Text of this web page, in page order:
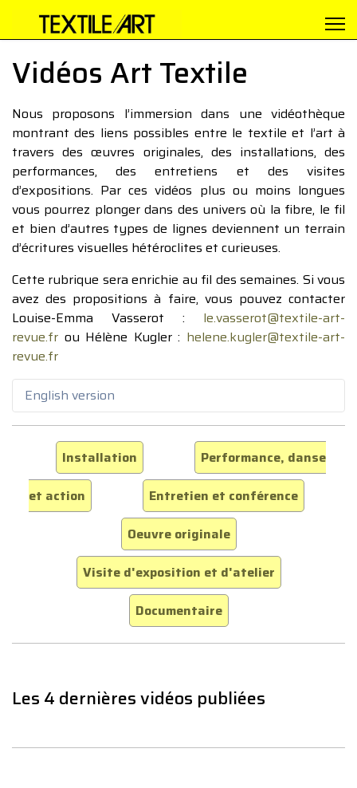
Vidéos Art Textile
Nous proposons l’immersion dans une vidéothèque
montrant des liens possibles entre le textile et l’art à
travers des œuvres originales, des installations, des
performances, des entretiens et des visites
d’expositions. Par ces vidéos plus ou moins longues
vous pourrez plonger dans des univers où la fibre, le fil
et bien d’autres types de lignes deviennent un terrain
d’écritures visuelles hétéroclites et curieuses.
Cette rubrique sera enrichie au fil des semaines. Si vous
avez des propositions à faire, vous pouvez contacter
Louise-Emma Vasserot : le.vasserot@textile-art-
revue.fr ou Hélène Kugler : helene.kugler@textile-art-
revue.fr
English version
Installation
Performance, danse
et action
Entretien et conférence
Oeuvre originale
Visite d'exposition et d'atelier
Documentaire
Les 4 dernières vidéos publiées